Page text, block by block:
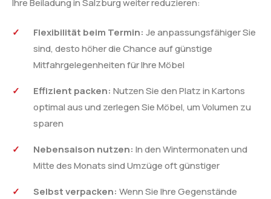
Ihre Beiladung in Salzburg weiter reduzieren:
Flexibilität beim Termin: Je anpassungsfähiger Sie
sind, desto höher die Chance auf günstige
Mitfahrgelegenheiten für Ihre Möbel
Effizient packen: Nutzen Sie den Platz in Kartons
optimal aus und zerlegen Sie Möbel, um Volumen zu
sparen
Nebensaison nutzen: In den Wintermonaten und
Mitte des Monats sind Umzüge oft günstiger
Selbst verpacken: Wenn Sie Ihre Gegenstände